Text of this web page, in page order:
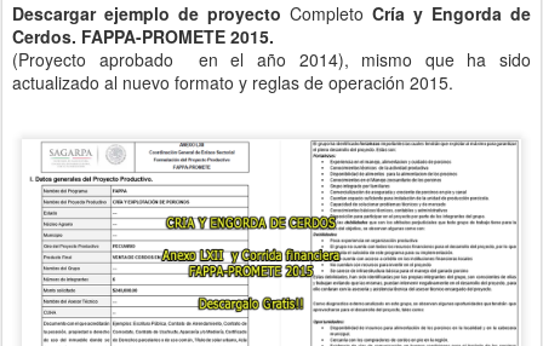
Descargar ejemplo de proyecto Completo Cría y Engorda de
Cerdos. FAPPA-PROMETE 2015.
(Proyecto aprobado en el año 2014), mismo que ha sido
actualizado al nuevo formato y reglas de operación 2015.